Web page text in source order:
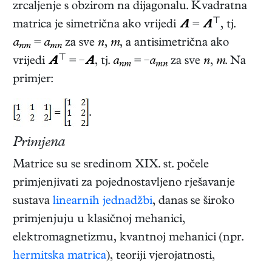
zrcaljenje s obzirom na dijagonalu. Kvadratna
matrica je simetrična ako vrijedi A = A ⊤ , tj.
anm = amn za sve n, m, a antisimetrična ako
vrijedi A ⊤ = −A, tj. anm = −amn za sve n, m. Na
primjer:
.
Primjena
Matrice su se sredinom XIX. st. počele
primjenjivati za pojednostavljeno rješavanje
sustava linearnih jednadžbi, danas se široko
primjenjuju u klasičnoj mehanici,
elektromagnetizmu, kvantnoj mehanici (npr.
hermitska matrica), teoriji vjerojatnosti,